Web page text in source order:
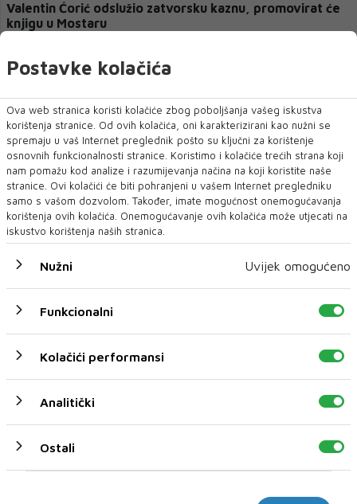
Valentin Ćorić odslužio zatvorsku kaznu, promovirat će
knjigu u Mostaru
Koji su uvjeti Ćorićeve slobode?
Postavke kolačića
Ova web stranica koristi kolačiće zbog poboljšanja vašeg iskustva
korištenja stranice. Od ovih kolačića, oni karakterizirani kao nužni se
spremaju u vaš Internet preglednik pošto su ključni za korištenje
osnovnih funkcionalnosti stranice. Koristimo i kolačiće trećih strana koji
nam pomažu kod analize i razumijevanja načina na koji koristite naše
stranice. Ovi kolačići će biti pohranjeni u vašem Internet pregledniku
samo s vašom dozvolom. Također, imate mogućnost onemogućavanja
korištenja ovih kolačića. Onemogućavanje ovih kolačića može utjecati na
iskustvo korištenja naših stranica.
Nužni Uvijek omogućeno
Funkcionalni
Kolačići performansi
Analitički
Ostali
06 Kol 2026
EUFOR nadomak Foče izveo vježbu